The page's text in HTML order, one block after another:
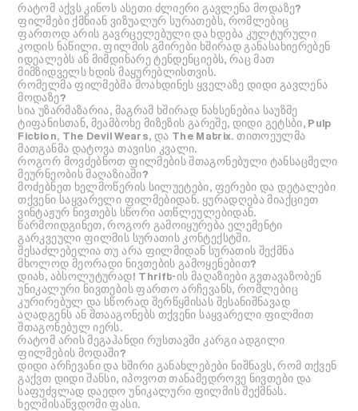
რატომ აქვს კინოს ასეთი ძლიერი გავლენა მოდაზე?
ფილმები ქმნიან ვიზუალურ სურათებს, რომლებიც
ფართოდ არის გავრცელებული და ხდება კულტურული
კოდის ნაწილი. ფილმის გმირები ხშირად განასახიერებენ
იდეალებს ან მიმდინარე ტენდენციებს, რაც მათ
მიმზიდველს ხდის მაყურებლისთვის.
რომელმა ფილმებმა მოახდინეს ყველაზე დიდი გავლენა
მოდაზე?
სია უზარმაზარია, მაგრამ ხშირად ნახსენებია საუზმე
ტიფანისთან, მეამბოხე მიზეზის გარეშე, დიდი გეტსბი, Pulp
Fiction, The Devil Wears, და The Matrix. თითოეულმა
მათგანმა დატოვა თავისი კვალი.
როგორ მოვძებნოთ ფილმების შთაგონებული ტანსაცმელი
მეურნეობის მაღაზიაში?
მოძებნეთ ხელმოწერის სილუეტები, ფერები და დეტალები
თქვენი საყვარელი ფილმებიდან. ყურადღება მიაქციეთ
ვინტაჟურ ნივთებს სწორი ათწლეულებიდან.
წარმოიდგინეთ, როგორ გამოიყურება ელემენტი
გარკვეული ფილმის სურათის კონტექსტში.
შესაძლებელია თუ არა ფილმიდან სურათის შექმნა
მხოლოდ მეორადი ნივთების გამოყენებით?
დიახ, აბსოლუტურად! Thrift-ის მაღაზიები გვთავაზობენ
უნიკალური ნივთების ფართო არჩევანს, რომლებიც
კურირებულ და სწორად შერწყმისას შესანიშნავად
აღადგენს ან შთააგონებს თქვენი საყვარელი ფილმით
შთაგონებულ იერს.
რატომ არის მეგაჰანდი რუსთავში კარგი ადგილი
ფილმების მოდაში?
დიდი არჩევანი და ხშირი განახლებები ნიშნავს, რომ თქვენ
გაქვთ დიდი შანსი, იპოვოთ თანამედროვე ნივთები და
საფუძვლად დაედო უნიკალური ფილმის შექმნას.
ხელმისაწვდომი ფასი.